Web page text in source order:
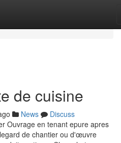
de cuisine
News
Discuss
Ouvrage en tenant epure apres
de chantier ou d'œuvre